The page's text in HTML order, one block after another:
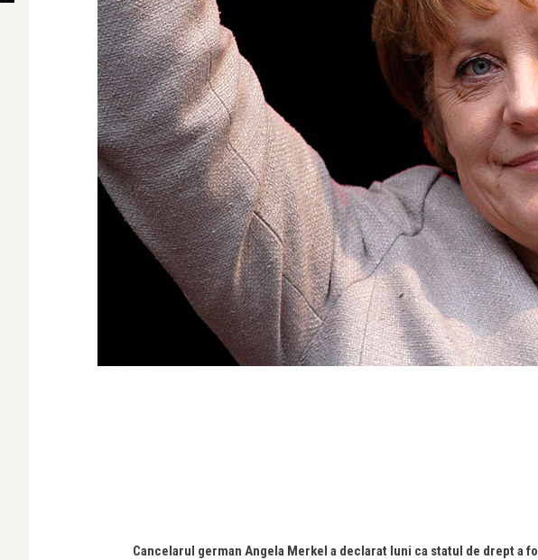
Cancelarul german Angela Merkel a declarat luni ca statul de drept a